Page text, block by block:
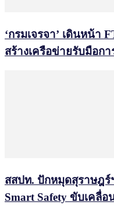
‘กรมเจรจา’ เดินหน้า
สร้างเครือข่ายรับมือก
สสปท. ปักหมุดสุราษฎร์
Smart Safety ขับเคลื่อ